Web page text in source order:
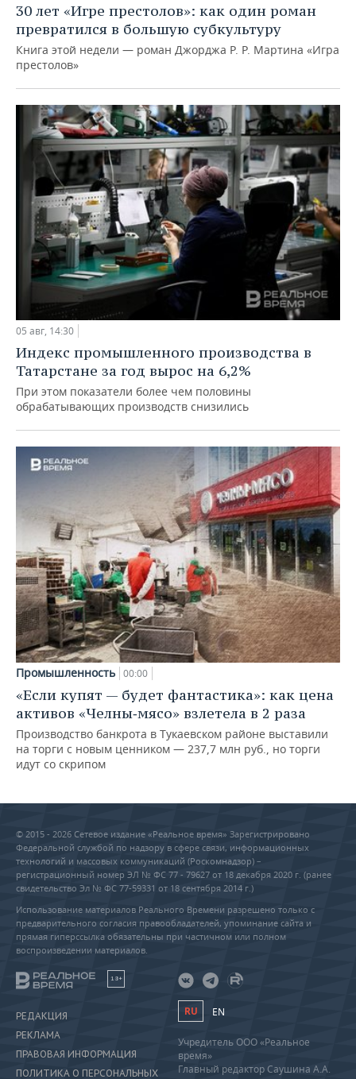
30 лет «Игре престолов»: как один роман
превратился в большую субкультуру
Книга этой недели — роман Джорджа Р. Р. Мартина «Игра
престолов»
05 авг, 14:30
Индекс промышленного производства в
Татарстане за год вырос на 6,2%
При этом показатели более чем половины
обрабатывающих производств снизились
Промышленность 00:00
«Если купят — будет фантастика»: как цена
активов «Челны‑мясо» взлетела в 2 раза
Производство банкрота в Тукаевском районе выставили
на торги с новым ценником — 237,7 млн руб., но торги
идут со скрипом
© 2015 - 2026 Сетевое издание «Реальное время» Зарегистрировано
Федеральной службой по надзору в сфере связи, информационных
технологий и массовых коммуникаций (Роскомнадзор) –
регистрационный номер ЭЛ № ФС 77 - 79627 от 18 декабря 2020 г. (ранее
свидетельство Эл № ФС 77-59331 от 18 сентября 2014 г.)
Использование материалов Реального Времени разрешено только с
предварительного согласия правообладателей, упоминание сайта и
прямая гиперссылка обязательны при частичном или полном
воспроизведении материалов.
18+
РЕДАКЦИЯ
РЕКЛАМА
ПРАВОВАЯ ИНФОРМАЦИЯ
ПОЛИТИКА О ПЕРСОНАЛЬНЫХ
RU EN
Учредитель ООО «Реальное
время»
Главный редактор Саушина А.А.